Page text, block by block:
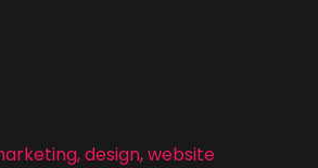
design, website